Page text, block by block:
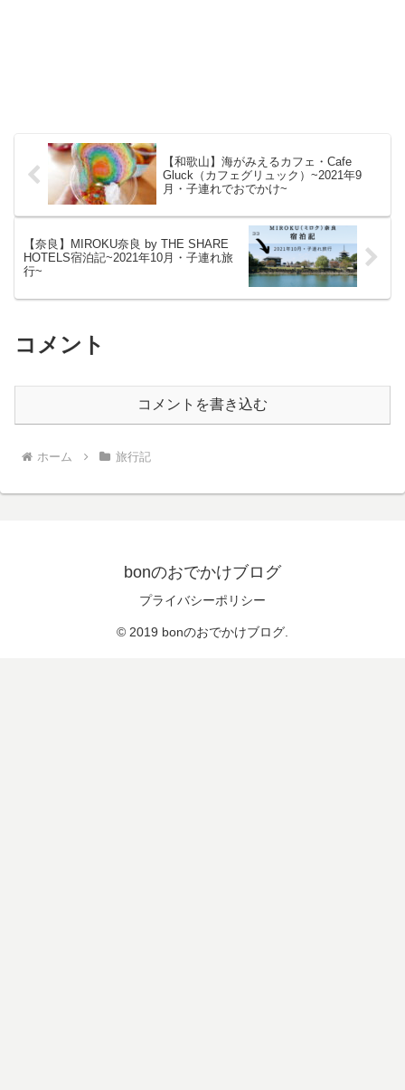
【和歌山】海がみえるカフェ・Cafe
Gluck（カフェグリュック）~2021年9
月・子連れでおでかけ~
【奈良】MIROKU奈良 by THE SHARE
HOTELS宿泊記~2021年10月・子連れ旅
行~
コメント
コメントを書き込む
ホーム 旅行記
bonのおでかけブログ
プライバシーポリシー
© 2019 bonのおでかけブログ.